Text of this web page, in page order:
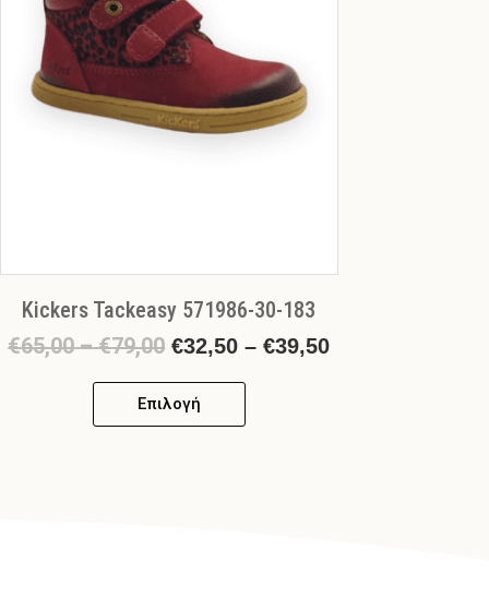
Kickers Tackeasy 571986-30-183
€65,00 – €79,00 €32,50 – €39,50
Επιλογή
να
επιλεγούν
στη